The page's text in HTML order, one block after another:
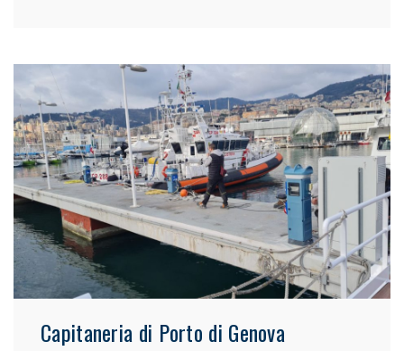
Capitaneria di Porto di Genova